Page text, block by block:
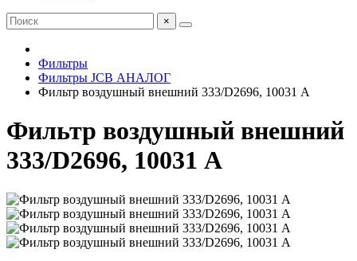
×
Фильтры
Фильтры JCB АНАЛОГ
Фильтр воздушный внешний 333/D2696, 10031 А
Фильтр воздушный внешний
333/D2696, 10031 А